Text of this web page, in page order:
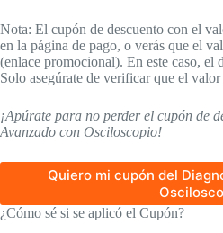
Nota: El cupón de descuento con el
en la página de pago, o verás que el
(enlace promocional). En este caso, el
Solo asegúrate de verificar que el
¡Apúrate para no perder el cupón de
Avanzado con Osciloscopio!
Quiero mi cupón del
¿Cómo sé si se aplicó el Cupón?